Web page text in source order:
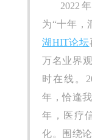
2022
为“十年，
湖HIT论坛
万名业界
时在线。
年，恰逢
年，医疗
化。围绕